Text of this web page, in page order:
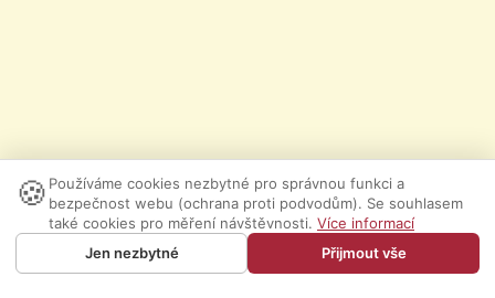
🍪 Používáme cookies nezbytné pro správnou funkci a
bezpečnost webu (ochrana proti podvodům). Se souhlasem
také cookies pro měření návštěvnosti. Více informací
Jen nezbytné
Přijmout vše